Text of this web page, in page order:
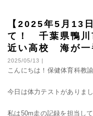
【2025年5月13
て！ 千葉県鴨
近い高校 海が一
2025/05/13 |
こんにちは！保健体育科教
今日は体力テストがありま
私は50m走の記録を担当し